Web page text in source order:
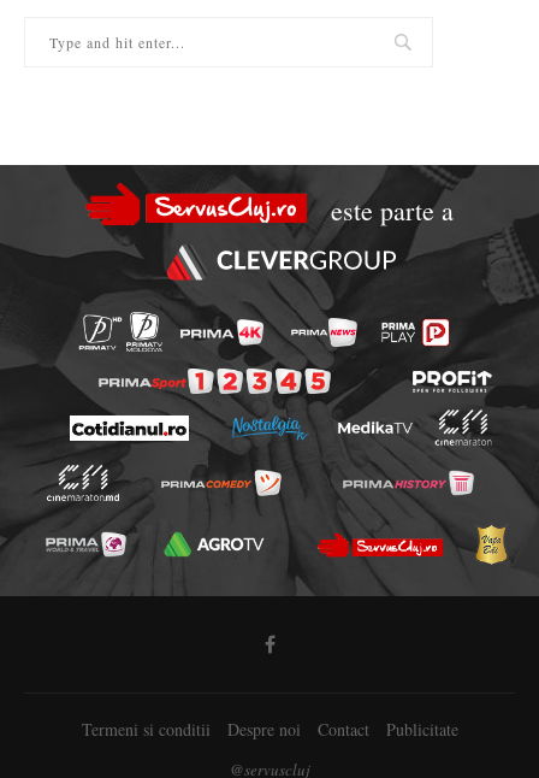
este parte a
Termeni si conditii Despre noi Contact Publicitate
@servuscluj